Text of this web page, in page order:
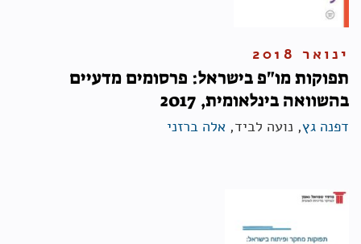
ינואר 2018
תפוקות מו"פ בישראל: פרסומים מדעיים
בהשוואה בינלאומית, 2017
דפנה גץ, נועה לביד, אלה ברזני